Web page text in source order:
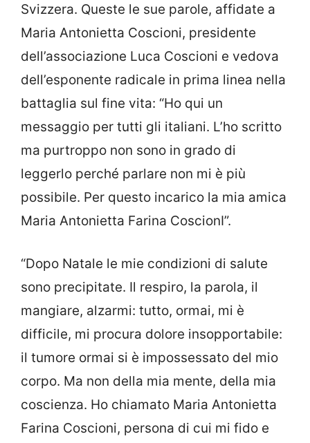
Svizzera. Queste le sue parole, affidate a
Maria Antonietta Coscioni, presidente
dell’associazione Luca Coscioni e vedova
dell’esponente radicale in prima linea nella
battaglia sul fine vita: “Ho qui un
messaggio per tutti gli italiani. L’ho scritto
ma purtroppo non sono in grado di
leggerlo perché parlare non mi è più
possibile. Per questo incarico la mia amica
Maria Antonietta Farina CoscionI”.
“Dopo Natale le mie condizioni di salute
sono precipitate. Il respiro, la parola, il
mangiare, alzarmi: tutto, ormai, mi è
difficile, mi procura dolore insopportabile:
il tumore ormai si è impossessato del mio
corpo. Ma non della mia mente, della mia
coscienza. Ho chiamato Maria Antonietta
Farina Coscioni, persona di cui mi fido e